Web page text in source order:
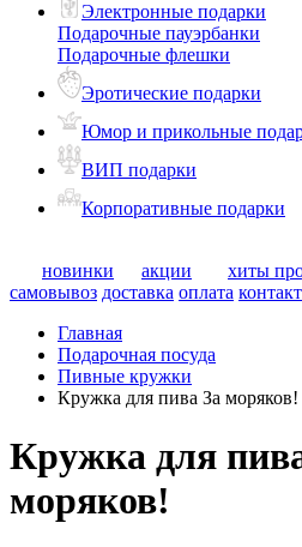
Электронные подарки
Подарочные пауэрбанки
Подарочные флешки
Эротические подарки
Юмор и прикольные
ВИП подарки
Корпоративные подарки
новинки акции
хиты
самовывоз доставка оплата
Главная
Подарочная посуда
Пивные кружки
Кружка для пива За моряков!
Кружка для
моряков!